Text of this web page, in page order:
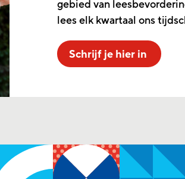
gebied van
lees elk kwartaal ons
Schrijf je hier in